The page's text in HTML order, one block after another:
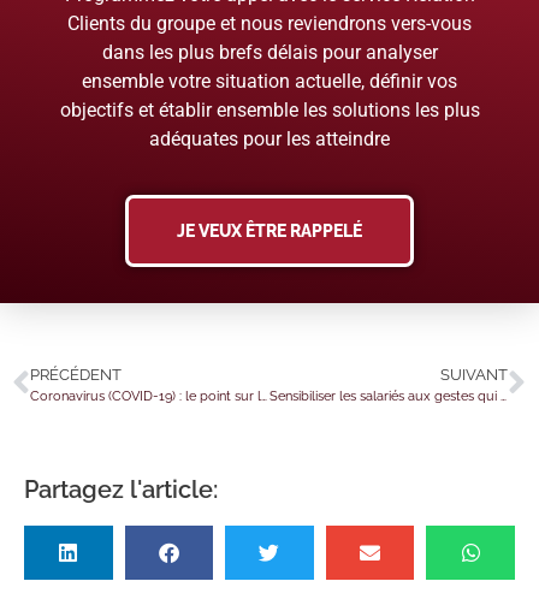
Clients du groupe et nous reviendrons vers-vous
dans les plus brefs délais pour analyser
ensemble votre situation actuelle, définir vos
objectifs et établir ensemble les solutions les plus
adéquates pour les atteindre
JE VEUX ÊTRE RAPPELÉ
PRÉCÉDENT
Coronavirus (COVID-19) : le point sur les transports au 24 avril 2021
SUIVANT
Sensibiliser les salariés aux gestes qui sauvent avant leur départ à la retraite ?
Partagez l'article: